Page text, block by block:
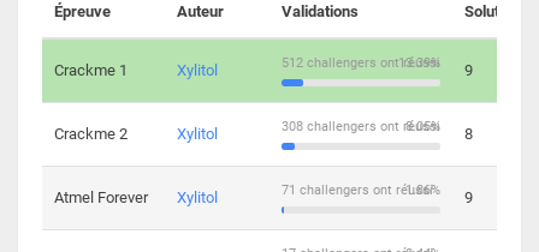
Épreuve Auteur Validations Solutions
Crackme 1 Xylitol 13.39%
512 challengers ont réussi 9
Crackme 2 Xylitol 8.05%
308 challengers ont réussi 8
Atmel Forever Xylitol 1.86%
71 challengers ont réussi 9